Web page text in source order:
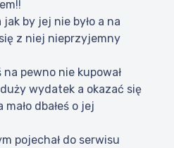
jak by jej nie było a na
z niej nieprzyjemny
pewno nie kupował
wydatek a okazać się
dbałeś o jej
pojechał do serwisu